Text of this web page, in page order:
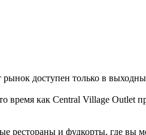
доступен только в
как Central Village Outlet
рестораны и фудкорты, где вы